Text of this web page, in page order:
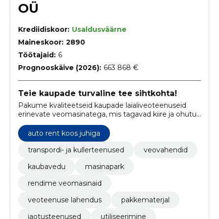
OÜ
Krediidiskoor: Usaldusväärne
Maineskoor: 2890
Töötajaid: 6
Prognooskäive (2026): 663 868 €
Teie kaupade turvaline tee sihtkohta!
Pakume kvaliteetseid kaupade laialiveoteenuseid
erinevate veomasinatega, mis tagavad kiire ja ohutu
kohaletoimetamise.
auto rent koos juhiga
transpordi- ja kullerteenused
veovahendid
kaubavedu
masinapark
rendime veomasinaid
veoteenuse lahendus
pakkematerjal
jaotusteenused
utiliseerimine